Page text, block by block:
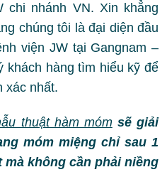
chi nhánh VN. Xin khẳng
chúng tôi là đại diện đầu
viện JW tại Gangnam –
khách hàng tìm hiểu kỹ để
xác nhất.
thuật hàm mómsẽ giải
móm miệng chỉ sau 1
không cần phải niềng